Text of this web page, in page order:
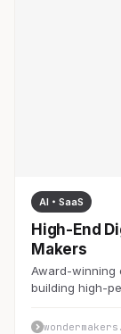
AI・SaaS
High-End
Makers
Award-winning
building high-